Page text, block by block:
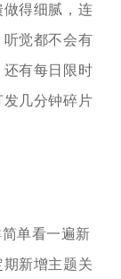
得细腻，连
觉都不会有
有每日限时
几分钟碎片
单看一遍新
新增主题关